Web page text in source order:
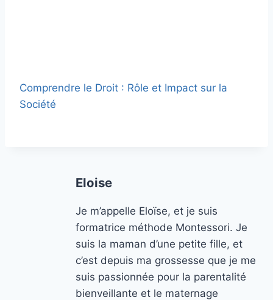
Comprendre le Droit : Rôle et Impact sur la
Société
Eloise
Je m’appelle Eloïse, et je suis
formatrice méthode Montessori. Je
suis la maman d’une petite fille, et
c’est depuis ma grossesse que je me
suis passionnée pour la parentalité
bienveillante et le maternage